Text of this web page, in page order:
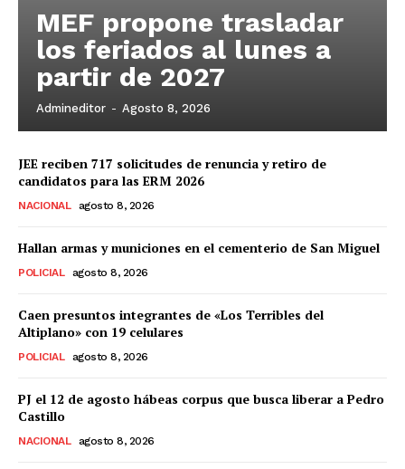
MEF propone trasladar
los feriados al lunes a
partir de 2027
Admineditor - Agosto 8, 2026
JEE reciben 717 solicitudes de renuncia y retiro de
candidatos para las ERM 2026
NACIONAL agosto 8, 2026
Hallan armas y municiones en el cementerio de San Miguel
POLICIAL agosto 8, 2026
Caen presuntos integrantes de «Los Terribles del
Altiplano» con 19 celulares
POLICIAL agosto 8, 2026
PJ el 12 de agosto hábeas corpus que busca liberar a Pedro
Castillo
NACIONAL agosto 8, 2026